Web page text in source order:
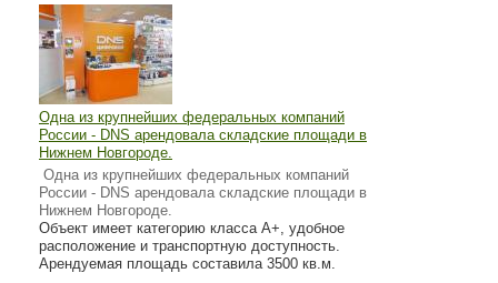
Одна из крупнейших федеральных компаний
России - DNS арендовала складские площади в
Нижнем Новгороде.
Одна из крупнейших федеральных компаний
России - DNS арендовала складские площади в
Нижнем Новгороде.
Объект имеет категорию класса А+, удобное
расположение и транспортную доступность.
Арендуемая площадь составила 3500 кв.м.